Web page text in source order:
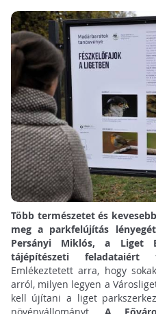
Több természetet és
meg a parkfelújítás
Persányi Miklós, a Liget
tájépítészeti
Emlékeztetett arra, hogy
arról, milyen legyen a
kell újítani a liget